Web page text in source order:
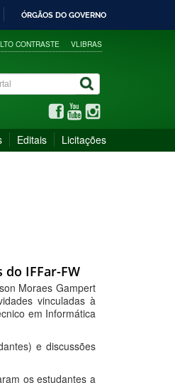
ÓRGÃOS DO GOVERNO
CONTRASTE VLIBRAS
Editais Licitações
IFFar-FW
Moraes Gampert
vinculadas à
em Informática
e discussões
os estudantes a